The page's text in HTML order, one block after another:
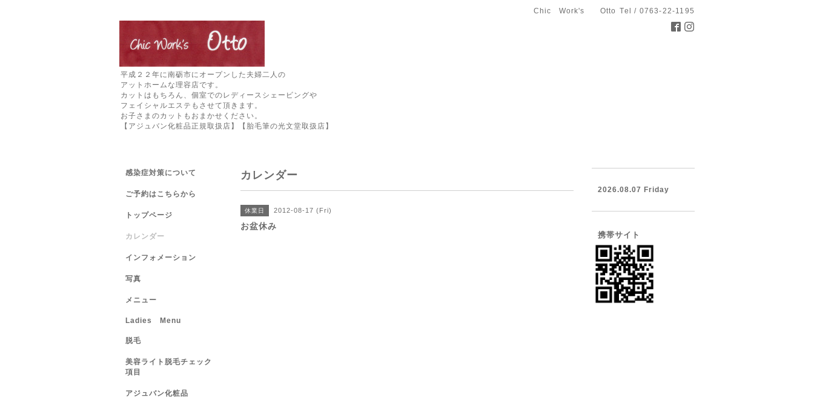
Chic Work's Otto Tel / 0763-22-1195
平成２２年に南砺市にオープンした夫婦二人の
アットホームな理容店です。
カットはもちろん、個室でのレディースシェービングや
フェイシャルエステもさせて頂きます。
お子さまのカットもおまかせください。
【アジュバン化粧品正規取扱店】【胎毛筆の光文堂取扱店】
カレンダー
休業日 2012-08-17 (Fri)
お盆休み
感染症対策について
ご予約はこちらから
トップページ
カレンダー
インフォメーション
写真
メニュー
Ladies Menu
脱毛
美容ライト脱毛チェック
項目
アジュバン化粧品
2026.08.07 Friday
携帯サイト